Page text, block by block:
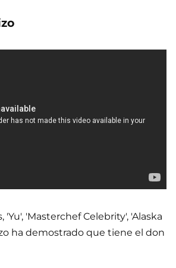
'Yu', 'Masterchef Celebrity', 'Alaska
ha demostrado que tiene el don